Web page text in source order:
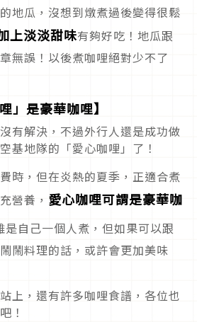
地瓜，沒想到燉煮過後變得很鬆
上淡淡甜味有夠好吃！地瓜跟
無誤！以後煮咖哩絕對少不了
」是豪華咖哩】
有解決，不過外行人還是成功做
基地隊的「愛心咖哩」了！
時，但在炎熱的夏季，正適合煮
營養， 愛心咖哩可謂是豪華咖
是自己一個人煮，但如果可以跟
鬧料理的話，或許會更加美味
上，還有許多咖哩食譜，各位也
！